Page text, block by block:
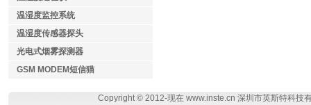
温湿度监控系统
温湿度传感器探头
光电式烟雾探测器
GSM MODEM短信猫
Copyright © 2012-现在 www.inste.cn 深圳市英斯特科技